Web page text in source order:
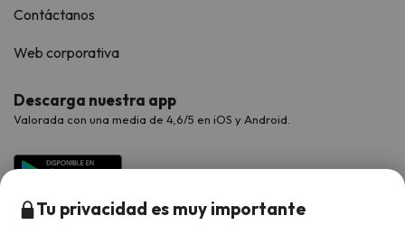
Contáctanos
Web corporativa
Descarga nuestra app
Valorada con una media de 4,6/5 en iOS y Android.
Tu privacidad es muy importante